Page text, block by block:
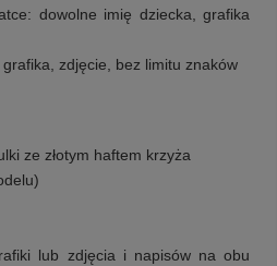
dowolne imię dziecka, grafika
zdjęcie, bez limitu znaków
ze złotym haftem krzyża
lub zdjęcia i napisów na obu